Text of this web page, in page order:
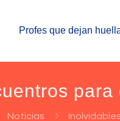
Profes que dejan
Noticias